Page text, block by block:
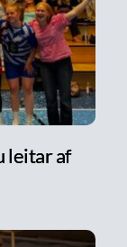
leitar af